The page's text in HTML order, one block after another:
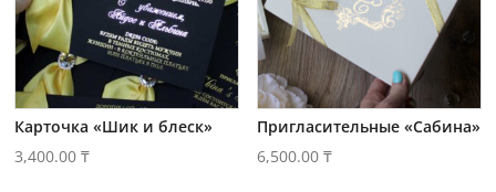
Карточка «Шик и блеск»
3,400.00₸
Пригласительные «Сабина»
6,500.00₸